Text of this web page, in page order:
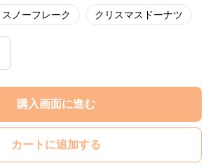
スノーフレーク クリスマスドーナツ
購入画面に進む
カートに追加する